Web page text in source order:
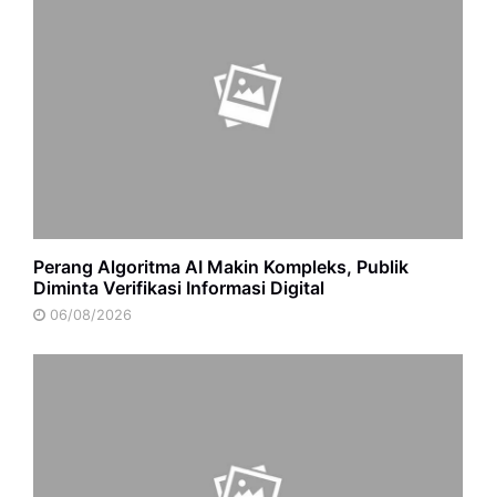
Perang Algoritma AI Makin Kompleks, Publik
Diminta Verifikasi Informasi Digital
06/08/2026